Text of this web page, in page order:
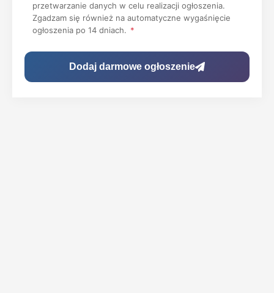
przetwarzanie danych w celu realizacji ogłoszenia.
Zgadzam się również na automatyczne wygaśnięcie
ogłoszenia po 14 dniach. *
Dodaj darmowe ogłoszenie